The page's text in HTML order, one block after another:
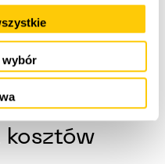
wybór
jako dodatek
365 lub Microsoft
się od kilku dolarów
dla P1, do wyższych